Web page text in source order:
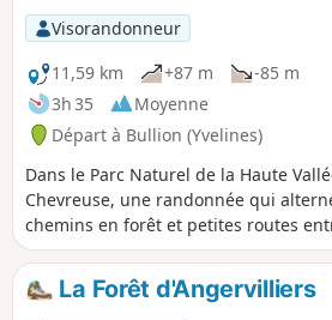
Visorandonneur
11,59 km
+87 m
-85 m
3h 35
Moyenne
Départ à Bullion (Yvelines)
Dans le Parc Naturel de la Haute
Chevreuse, une randonnée qui
chemins en forêt et petites routes
et bois, à la rencontre d'un riche
dont la Fontaine Sainte-Anne qui fut
longtemps l'objet de pèlerinages.
La Forêt d'Angervilliers